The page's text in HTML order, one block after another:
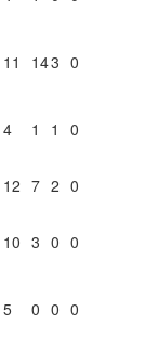
11 143 0
4 1 1 0
12 7 2 0
10 3 0 0
5 0 0 0